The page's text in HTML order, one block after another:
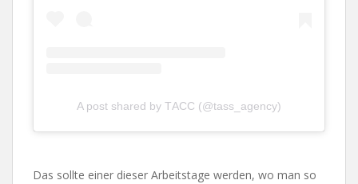
A post shared by ТАСС (@tass_agency)
Das sollte einer dieser Arbeitstage werden, wo man so